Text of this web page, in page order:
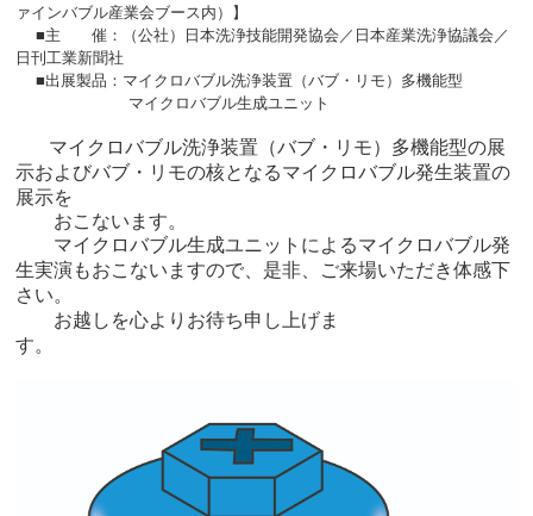
ァインバブル産業会ブース内）】
■主 催：（公社）
日本洗浄技能開発協会／日本産業洗浄協議会／
日刊工業新聞社
■出展製品：マイクロバブル洗浄装置（バブ・リモ）多機能型
マイクロバブル生成ユニット
マイクロバブル洗浄装置（バブ・リモ）多機能型の展
示およびバブ・リモの核となるマイクロバブル発生装置の
展示を
おこないます。
マイクロバブル生成ユニットによるマイクロバブル発
生実演もおこないますので、是非、ご来場いただき体感下
さい。
お越しを心よりお待ち申し上げま
す。